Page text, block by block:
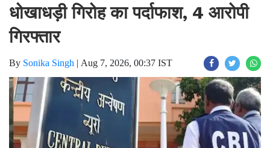
धोखाधड़ी गिरोह का पर्दाफाश, 4 आरोपी
गिरफ्तार
By Sonika Singh | Aug 7, 2026, 00:37 IST